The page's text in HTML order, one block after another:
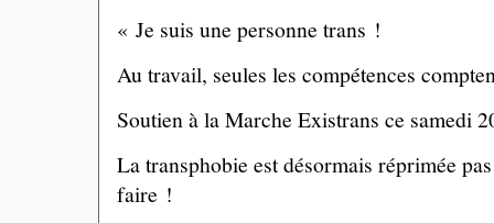
« Je suis une personne trans !
Au travail, seules les compétences
Soutien à la Marche Existrans ce samedi
La transphobie est désormais réprimée
faire !